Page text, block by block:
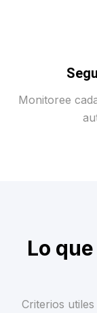
Monitoree
Lo
Criterios